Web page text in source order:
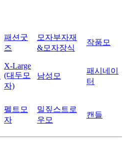
패션굿
즈
모자부자재
&모자장식
작품모
X-Large
(대두모
자)
남성모
패시네이
터
펠트모
자
밀짚스트로
우모
캔들